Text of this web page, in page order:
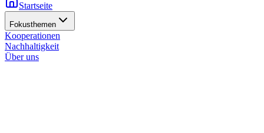
Startseite
Fokusthemen
Kooperationen
Nachhaltigkeit
Über uns